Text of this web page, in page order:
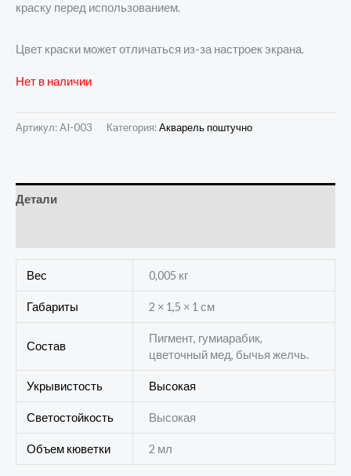
краску перед использованием.
Цвет краски может отличаться из-за настроек экрана.
Нет в наличии
Артикул:AI-003 Категория:Акварель поштучно
Детали
Вес 0,005 кг
Габариты 2 × 1,5 × 1 см
Состав
Пигмент, гумиарабик,
цветочный мед, бычья желчь.
Укрывистость Высокая
Светостойкость Высокая
Объем кюветки 2 мл